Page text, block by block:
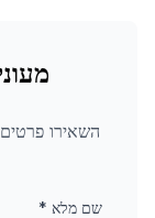
השאירו
שם מלא *